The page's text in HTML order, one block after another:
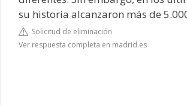
su historia alcanzaron más de
Solicitud de eliminación
Ver respuesta completa en madrid.es